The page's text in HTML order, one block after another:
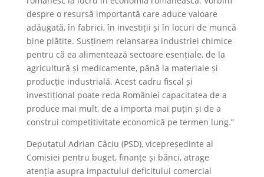
despre o resursă importantă care aduce valoare
adăugată, în fabrici, în investiții și în locuri de muncă
bine plătite. Susținem relansarea industriei chimice
pentru că ea alimentează sectoare esențiale, de la
agricultură și medicamente, până la materiale și
producție industrială. Acest cadru fiscal și
investițional poate reda României capacitatea de a
produce mai mult, de a importa mai puțin și de a
construi competitivitate economică pe termen lung.”
Deputatul Adrian Câciu (PSD), vicepreședinte al
Comisiei pentru buget, finanțe și bănci, atrage
atenția asupra impactului deficitului comercial